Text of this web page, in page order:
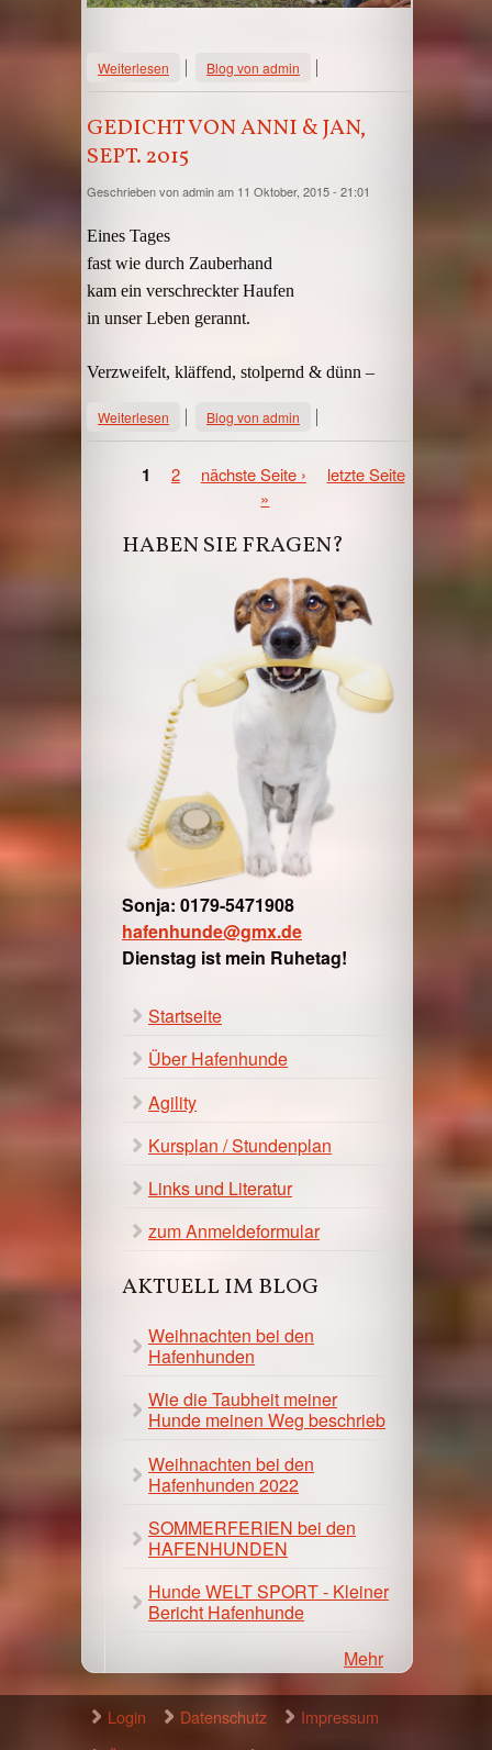
Weiterlesen über Hafenhunde Agility Spassturnier
2015
Blog von admin
GEDICHT VON ANNI & JAN,
SEPT. 2015
Geschrieben vonadminam 11 Oktober, 2015 - 21:01
Eines Tages
fast wie durch Zauberhand
kam ein verschreckter Haufen
in unser Leben gerannt.
Verzweifelt, kläffend, stolpernd & dünn –
Weiterlesen über Gedicht von Anni & Jan, Sept. 2015
Blog von admin
SEITEN
1 2 nächste Seite ›
letzte Seite
»
HABEN SIE FRAGEN?
Sonja: 0179-5471908
hafenhunde@gmx.de
Dienstag ist mein Ruhetag!
Startseite
Über Hafenhunde
Agility
Kursplan / Stundenplan
Links und Literatur
zum Anmeldeformular
AKTUELL IM BLOG
Weihnachten bei den
Hafenhunden
Wie die Taubheit meiner
Hunde meinen Weg beschrieb
Weihnachten bei den
Hafenhunden 2022
SOMMERFERIEN bei den
HAFENHUNDEN
Hunde WELT SPORT - Kleiner
Bericht Hafenhunde
Mehr
Login Datenschutz
Impressum